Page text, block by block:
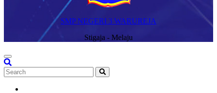
SMP NEGERI 3 WARUREJA
Stigaja - Melaju